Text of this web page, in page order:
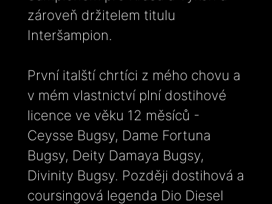
zároveň držitelem titulu
Interšampion.
První italští chrtíci z mého chovu a
v mém vlastnictví plní dostihové
licence ve věku 12 měsíců -
Ceysse Bugsy, Dame Fortuna
Bugsy, Deity Damaya Bugsy,
Divinity Bugsy. Později dostihová a
coursingová legenda Dio Diesel